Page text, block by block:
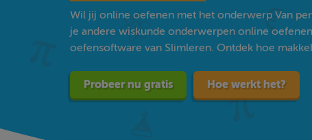
Wil jij online oefenen met het onderwerp Van
je andere wiskunde onderwerpen online
oefensoftware van Slimleren. Ontdek hoe
Probeer nu gratis Hoe werkt het?